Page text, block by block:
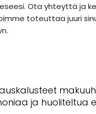
Ota yhteyttä ja
toteuttaa juuri
ja huoliteltua